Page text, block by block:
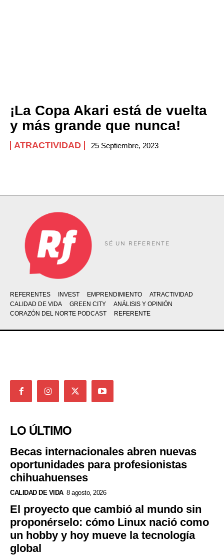
¡La Copa Akari está de vuelta
y más grande que nunca!
ATRACTIVIDAD 25 Septiembre, 2023
SÉ UN REFERENTE
REFERENTES INVEST EMPRENDIMIENTO
ATRACTIVIDAD
CALIDAD DE VIDA
GREEN CITY
ANÁLISIS Y OPINIÓN
CORAZÓN DEL NORTE PODCAST
REFERENTE
LO ÚLTIMO
Becas internacionales abren nuevas
oportunidades para profesionistas
chihuahuenses
CALIDAD DE VIDA 8 agosto, 2026
El proyecto que cambió al mundo sin
proponérselo: cómo Linux nació como
un hobby y hoy mueve la tecnología
global